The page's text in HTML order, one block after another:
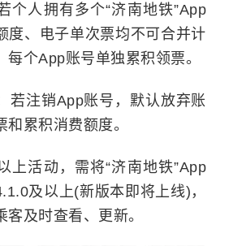
个人拥有多个“济南地铁”App
度、电子单次票均不可合并计
个App账号单独累积领票。
若注销App账号，默认放弃账
累积消费额度。
上活动，需将“济南地铁”App
及以上(新版本即将上线)，
及时查看、更新。